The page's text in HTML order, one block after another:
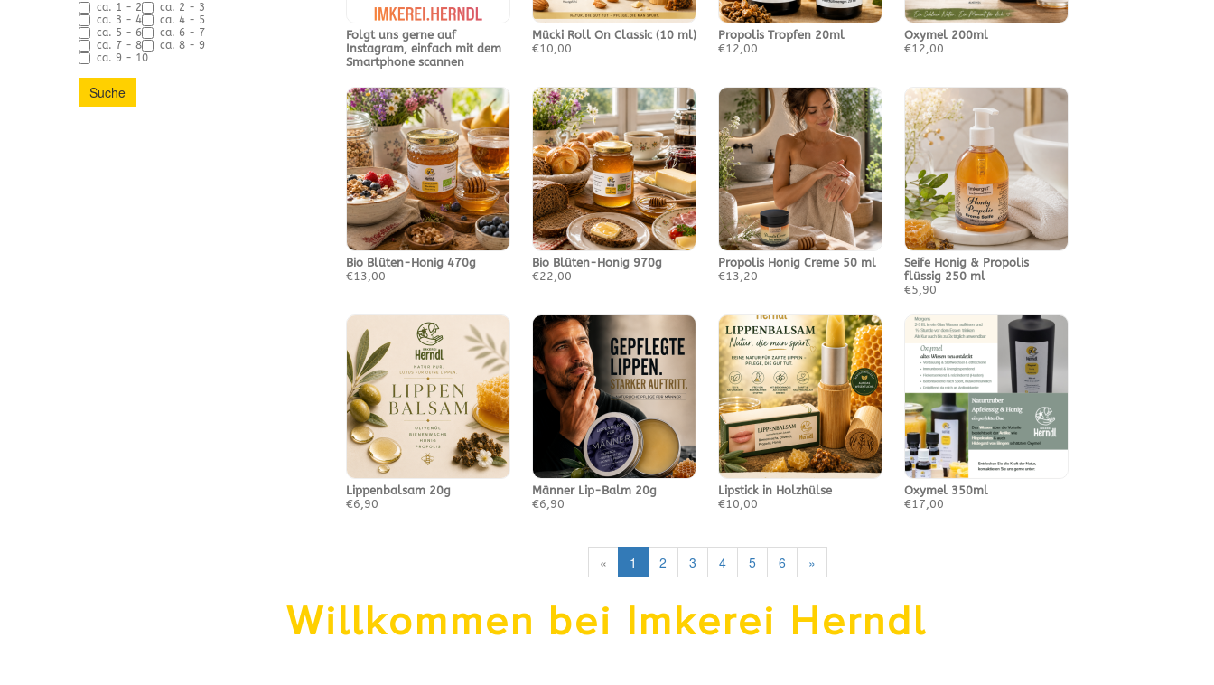
ca. 1 - 2
ca. 2 - 3
ca. 3 - 4
ca. 4 - 5
ca. 5 - 6
ca. 6 - 7
ca. 7 - 8
ca. 8 - 9
ca. 9 - 10
Suche
Folgt uns gerne auf
Instagram, einfach mit dem
Smartphone scannen
Mücki Roll On Classic (10 ml)
€10,00
Propolis Tropfen 20ml
€12,00
Oxymel 200ml
€12,00
Bio Blüten-Honig 470g
€13,00
Bio Blüten-Honig 970g
€22,00
Propolis Honig Creme 50 ml
€13,20
Seife Honig & Propolis
flüssig 250 ml
€5,90
Lippenbalsam 20g
€6,90
Männer Lip-Balm 20g
€6,90
Lipstick in Holzhülse
€10,00
Oxymel 350ml
€17,00
« 1 2 3 4 5 6 »
Willkommen bei Imkerei Herndl